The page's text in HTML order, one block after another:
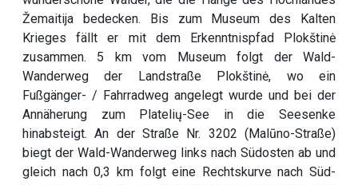
Žemaitija bedecken. Bis zum Museum des Kalten
Krieges fällt er mit dem Erkenntnispfad Plokštinė
zusammen. 5 km vom Museum folgt der Wald-
Wanderweg der Landstraße Plokštinė, wo ein
Fußgänger- / Fahrradweg angelegt wurde und bei der
Annäherung zum Platelių-See in die Seesenke
hinabsteigt. An der Straße Nr. 3202 (Malūno-Straße)
biegt der Wald-Wanderweg links nach Südosten ab und
gleich nach 0,3 km folgt eine Rechtskurve nach Süd-